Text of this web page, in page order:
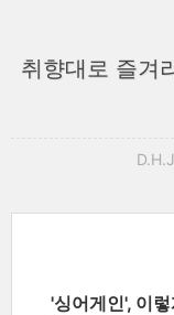
취향대로 즐겨
'싱어게인', 이